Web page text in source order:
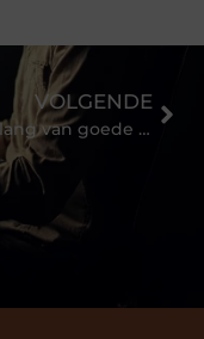
VOLGENDE
Het belang van goede beroepskleding